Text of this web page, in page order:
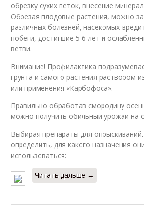
обрезку сухих веток, внесение
Обрезая плодовые растения, можно
различных болезней, насекомых-
побеги, достигшие 5-6 лет и
ветви.
Внимание! Профилактика
грунта и самого растения раствором
или применения «Карбофоса».
Правильно обработав смородину
можно получить обильный урожай на
Выбирая препараты для опрыскиваний,
определить, для какого назначения
использоваться:
Читать дальше →